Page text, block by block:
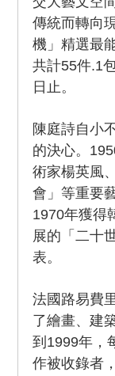
傳統而轉向
機」精選最
共計55件.1
日止。
陳庭詩自小
的決心。
術家楊英風
會」等重要
1970年獲得
展的「二十
表。
法國路易費
了繪畫、建
到1999年，
作被收錄者